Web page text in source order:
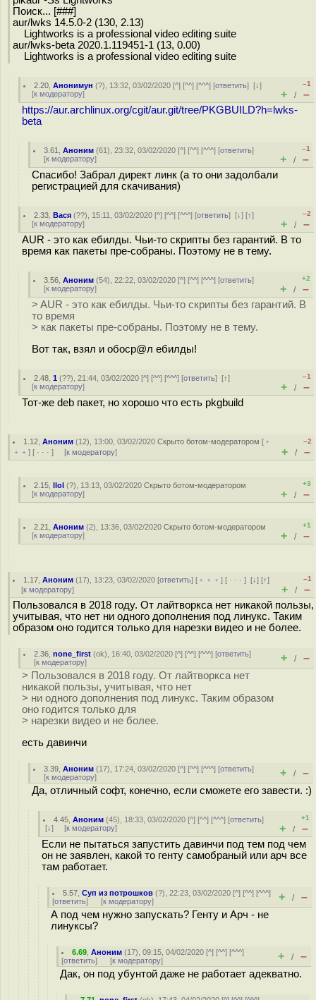
Поиск... [###]
aur/lwks 14.5.0-2 (130, 2.13)
Lightworks is a professional video editing suite
aur/lwks-beta 2020.1.119451-1 (13, 0.00)
Lightworks is a professional video editing suite
2.20 ,Анонимун (?), 13:32, 03/02/2020 [^] [^^] [^^^] [ответить][↓]
[к модератору]
–1
+ / –
https://aur.archlinux.org/cgit/aur.git/tree/PKGBUILD?h=lwks-
beta
3.61 ,Аноним (61), 23:32, 03/02/2020 [^] [^^] [^^^] [ответить]
[к модератору]
–1
+ / –
Спасибо! Забрал директ линк (а то они задолбали
регистрацией для скачивания)
2.33 ,Вася (??), 15:11, 03/02/2020 [^] [^^] [^^^] [ответить][↓] [↑]
[к модератору]
–2
+ / –
AUR - это как ебилды. Чьи-то скрипты без гарантий. В то
время как пакеты пре-собраны. Поэтому не в тему.
3.56 ,Аноним (54), 22:22, 03/02/2020 [^] [^^] [^^^] [ответить]
[к модератору]
+2
+ / –
> AUR - это как ебилды. Чьи-то скрипты без гарантий. В
то время
> как пакеты пре-собраны. Поэтому не в тему.
Вот так, взял и обоср@л ебилды!
2.48 ,1 (??), 21:44, 03/02/2020 [^] [^^] [^^^] [ответить][↑]
[к модератору]
–1
+ / –
Тот-же deb пакет, но хорошо что есть pkgbuild
1.12 ,Аноним (12), 13:00, 03/02/2020Скрыто ботом-модератором [ ﹢
﹢﹢ ] [ · · · ] [к модератору]
–2
+ / –
2.15 ,llol (?), 13:13, 03/02/2020Скрыто ботом-модератором
[к модератору]
+3
+ / –
2.21 ,Аноним (2), 13:36, 03/02/2020Скрыто ботом-модератором
[к модератору]
+1
+ / –
1.17 ,Аноним (17), 13:23, 03/02/2020 [ответить] [ ﹢﹢﹢] [ · · ·][↓] [↑]
[к модератору]
–1
+ / –
Пользовался в 2018 году. От лайтворкса нет никакой пользы,
учитывая, что нет ни одного дополнения под линукс. Таким
образом оно годится только для нарезки видео и не более.
2.36 ,none_first (ok), 16:40, 03/02/2020 [^] [^^] [^^^] [ответить]
[к модератору] + / –
> Пользовался в 2018 году. От лайтворкса нет
никакой пользы, учитывая, что нет
> ни одного дополнения под линукс. Таким образом
оно годится только для
> нарезки видео и не более.
есть давинчи
3.39 ,Аноним (17), 17:24, 03/02/2020 [^] [^^] [^^^] [ответить]
[к модератору] + / –
Да, отличный софт, конечно, если сможете его завести. :)
4.45 ,Аноним (45), 18:33, 03/02/2020 [^] [^^] [^^^] [ответить]
[↓] [к модератору]
+1
+ / –
Если не пытаться запустить давинчи под тем под чем
он не заявлен, какой то генту самобраный или арч все
там работает.
5.57 ,Суп из потрошков (?), 22:23, 03/02/2020 [^] [^^] [^^^]
[ответить] [к модератору] + / –
А под чем нужно запускать? Генту и Арч - не
линуксы?
6.69 ,Аноним (17), 09:15, 04/02/2020 [^] [^^] [^^^]
[ответить] [к модератору] + / –
Дак, он под убунтой даже не работает адекватно.